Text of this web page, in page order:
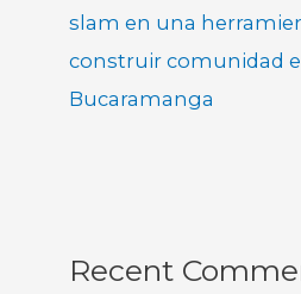
slam en una
construir comunidad
Bucaramanga
Recent